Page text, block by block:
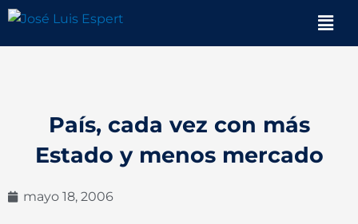
contenido
País, cada vez con más
Estado y menos mercado
mayo 18, 2006